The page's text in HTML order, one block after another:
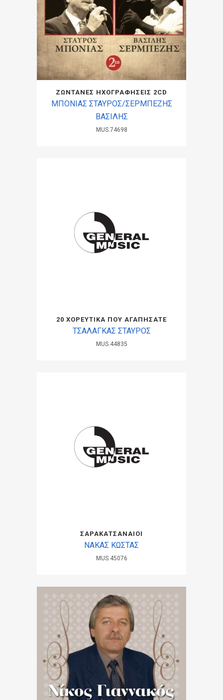
ΖΩΝΤΑΝΕΣ ΗΧΟΓΡΑΦΗΣΕΙΣ 2CD
ΜΠΟΝΙΑΣ ΣΤΑΥΡΟΣ/ΣΕΡΜΠΕΖΗΣ
BAΣΙΛΗΣ
MUS.74698
20 ΧΟΡΕΥΤΙΚΑ ΠΟΥ ΑΓΑΠΗΣΑΤΕ
ΤΣΑΛΑΓΚΑΣ ΣΤΑΥΡΟΣ
MUS.44835
ΣΑΡΑΚΑΤΣΑΝΑΙΟΙ
ΝΑΚΑΣ ΚΩΣΤΑΣ
MUS.45076